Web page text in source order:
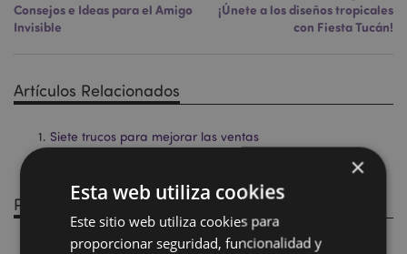
Consejos e Ideas para el Amigo
Invisible
¡Únete a los diseños tropicales
con Fiesta Tucán!
Artículos Relacionados
Siete trucos para mejorar las ventas
Productos Relacionados
×
Esta web utiliza cookies
Este sitio web utiliza cookies para
proporcionar seguridad, funcionalidad y